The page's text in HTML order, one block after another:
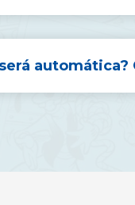
automática?